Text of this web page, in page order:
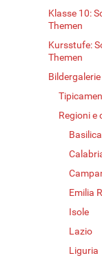
Klasse 10:
Themen
Kursstufe:
Themen
Bildergalerie
Regioni e
Emilia
Isole
Lazio
Liguria